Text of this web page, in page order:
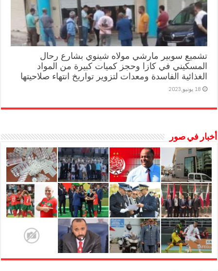
تشميع سوبير مارشي مولاه شينوي بشارع رحال
المسكيني في كازا وحجز كميات كبيرة من المواد
الغذائية الفاسدة ومعدات لتزوير تواريخ انتهاء صلاحيتها
18 يونيو,2023
أخبار في صور